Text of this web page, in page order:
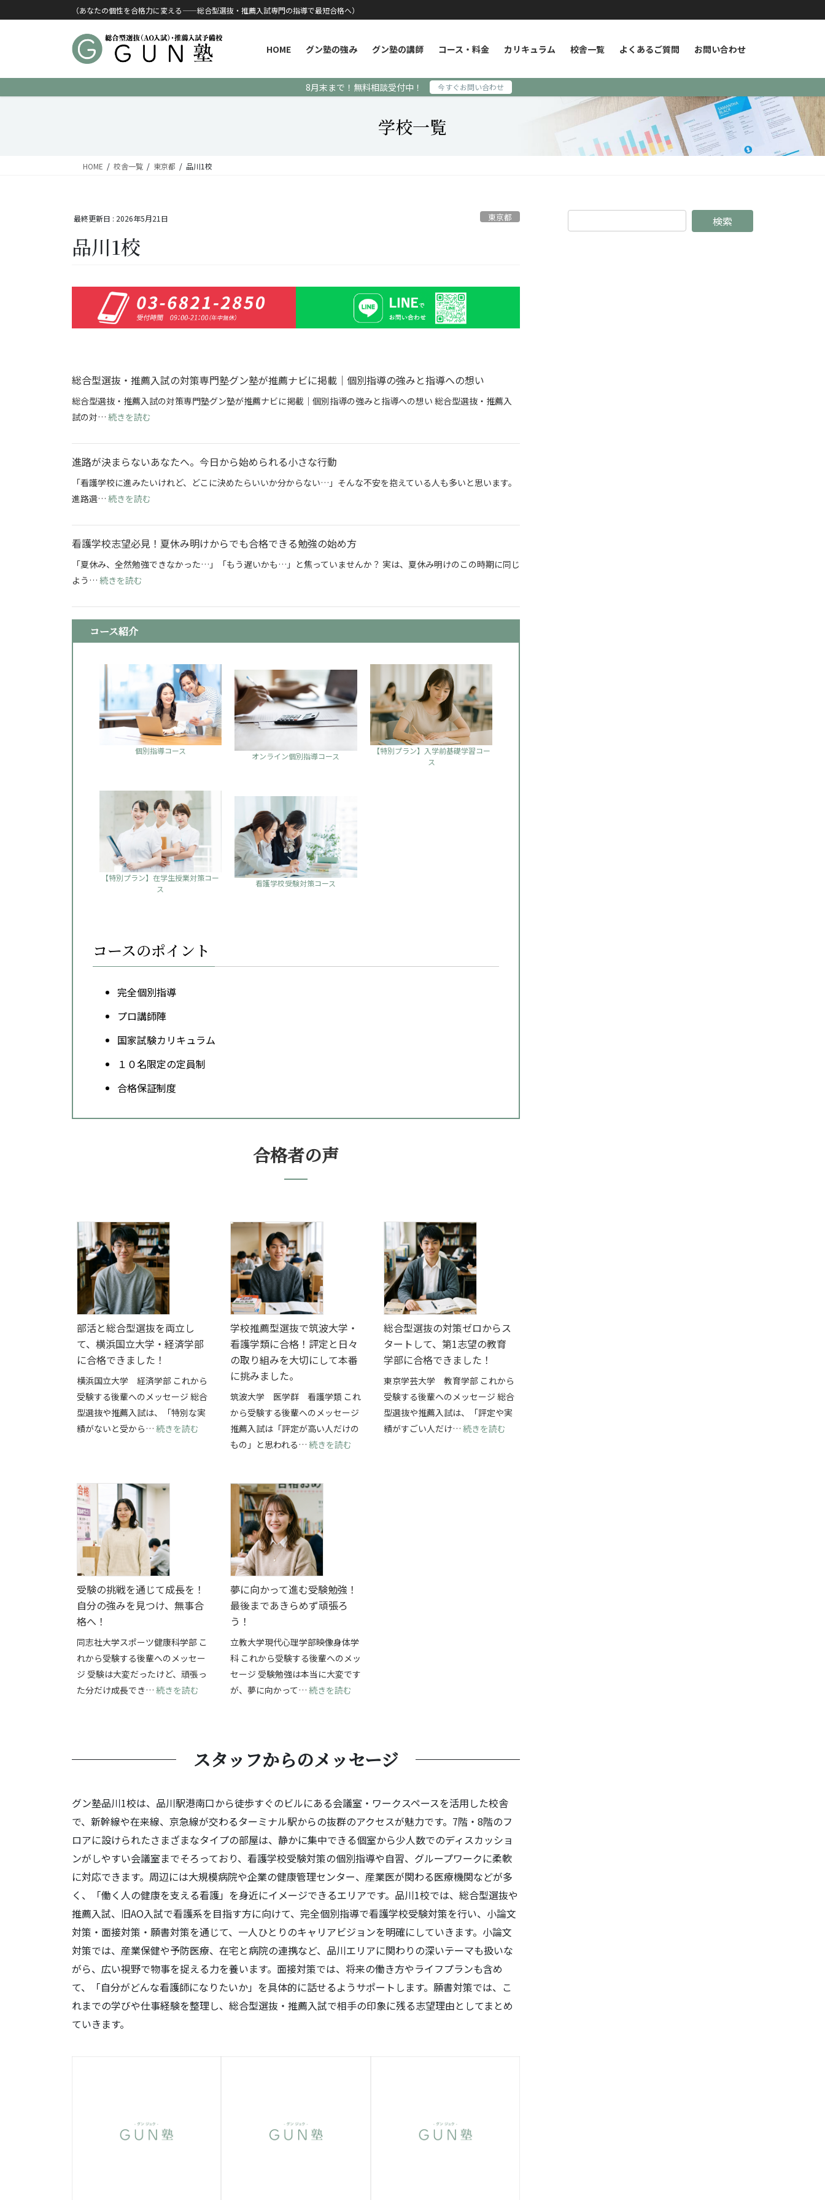
コンテンツに移動
ナビゲーションに移動（あなたの個性を合格力に変える——総合型選抜・推薦入試専門の指導で最短合格へ）
HOME グン塾の強み グン塾の講師 コース・料金 カリキュラム 校舎一覧 よくあるご質問 お問い合わせ
8月末まで！無料相談受付中！ 今すぐお問い合わせ
学校一覧
HOME 校舎一覧 東京都 品川1校
最終更新日 : 2026年5月21日 東京都
品川1校
総合型選抜・推薦入試の対策専門塾グン塾が推薦ナビに掲載｜個別指導の強みと指導への想い
総合型選抜・推薦入試の対策専門塾グン塾が推薦ナビに掲載｜個別指導の強みと指導への想い 総合型選抜・推薦入
試の対… 続きを読む
進路が決まらないあなたへ。今日から始められる小さな行動
「看護学校に進みたいけれど、どこに決めたらいいか分からない…」そんな不安を抱えている人も多いと思います。
進路選… 続きを読む
看護学校志望必見！夏休み明けからでも合格できる勉強の始め方
「夏休み、全然勉強できなかった…」「もう遅いかも…」と焦っていませんか？ 実は、夏休み明けのこの時期に同じ
よう… 続きを読む
コース紹介
個別指導コース
オンライン個別指導コース
【特別プラン】入学前基礎学習コー
ス
【特別プラン】在学生授業対策コー
ス
看護学校受験対策コース
コースのポイント
完全個別指導
プロ講師陣
国家試験カリキュラム
１０名限定の定員制
合格保証制度
合格者の声
部活と総合型選抜を両立し
て、横浜国立大学・経済学部
に合格できました！
横浜国立大学 経済学部 これから
受験する後輩へのメッセージ 総合
型選抜や推薦入試は、「特別な実
績がないと受から… 続きを読む : 部活と総合型選抜を両立して、横浜国立大学・経済学部に合格できました！
学校推薦型選抜で筑波大学・
看護学類に合格！評定と日々
の取り組みを大切にして本番
に挑みました。
筑波大学 医学群 看護学類 これ
から受験する後輩へのメッセージ
推薦入試は「評定が高い人だけの
もの」と思われる… 続きを読む
総合型選抜の対策ゼロからス
タートして、第1志望の教育
学部に合格できました！
東京学芸大学 教育学部 これから
受験する後輩へのメッセージ 総合
型選抜や推薦入試は、「評定や実
績がすごい人だけ… 続きを読む
受験の挑戦を通じて成長を！
自分の強みを見つけ、無事合
格へ！
同志社大学スポーツ健康科学部 こ
れから受験する後輩へのメッセー
ジ 受験は大変だったけど、頑張っ
た分だけ成長でき… 続きを読む : 受験の挑戦を通じて成長を！自分の強みを見つけ、無事合格へ！
夢に向かって進む受験勉強！
最後まであきらめず頑張ろ
う！
立教大学現代心理学部映像身体学
科 これから受験する後輩へのメッ
セージ 受験勉強は本当に大変です
が、夢に向かって… 続きを読む
スタッフからのメッセージ
グン塾品川1校は、品川駅港南口から徒歩すぐのビルにある会議室・ワークスペースを活用した校舎
で、新幹線や在来線、京急線が交わるターミナル駅からの抜群のアクセスが魅力です。7階・8階のフ
ロアに設けられたさまざまなタイプの部屋は、静かに集中できる個室から少人数でのディスカッショ
ンがしやすい会議室までそろっており、看護学校受験対策の個別指導や自習、グループワークに柔軟
に対応できます。周辺には大規模病院や企業の健康管理センター、産業医が関わる医療機関などが多
く、「働く人の健康を支える看護」を身近にイメージできるエリアです。品川1校では、総合型選抜や
推薦入試、旧AO入試で看護系を目指す方に向けて、完全個別指導で看護学校受験対策を行い、小論文
対策・面接対策・願書対策を通じて、一人ひとりのキャリアビジョンを明確にしていきます。小論文
対策では、産業保健や予防医療、在宅と病院の連携など、品川エリアに関わりの深いテーマも扱いな
がら、広い視野で物事を捉える力を養います。面接対策では、将来の働き方やライフプランも含め
て、「自分がどんな看護師になりたいか」を具体的に話せるようサポートします。願書対策では、こ
れまでの学びや仕事経験を整理し、総合型選抜・推薦入試で相手の印象に残る志望理由としてまとめ
ていきます。